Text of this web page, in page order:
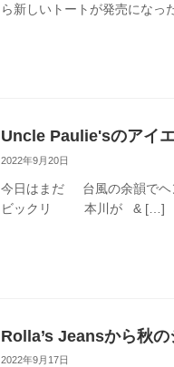
ら新しいトートが発売に
Uncle Paulie'sのアイ
2022年9月20日
今日はまだ 台風の余韻で
ビックリ 本川が & […]
Rolla’s Jeansから秋
2022年9月17日